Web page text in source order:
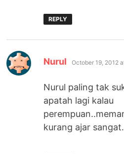
REPLY
Nurul says:
October 19, 2012
Nurul paling tak
apatah lagi kalau
kurang ajar